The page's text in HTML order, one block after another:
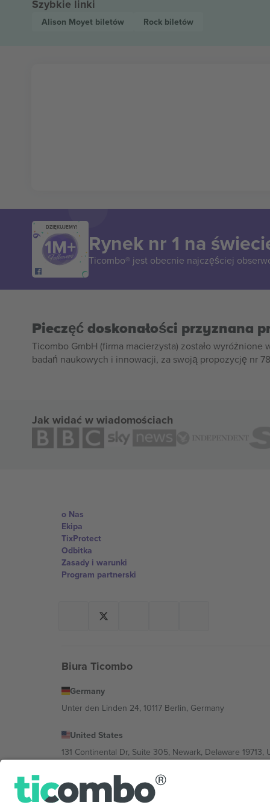
Szybkie linki
Alison Moyet biletów Rock biletów
DZIĘKUJEMY!
Rynek nr 1 na
Ticombo® jest obecnie najczęściej
Pieczęć doskonałości przyznana
Ticombo GmbH (firma macierzysta) zostało
badań naukowych i innowacji, za swoją propozycję nr
Jak widać w wiadomościach
o Nas
Ekipa
TixProtect
Odbitka
Zasady i warunki
Program partnerski
Biura Ticombo
Germany
Unter den Linden 24, 10117 Berlin, Germany
United States
131 Continental Dr, Suite 305, Newark, Delaware 19713,
Bulgaria
Regus Sofia City West, bul Totleben 53-55, 1606 Sofia,